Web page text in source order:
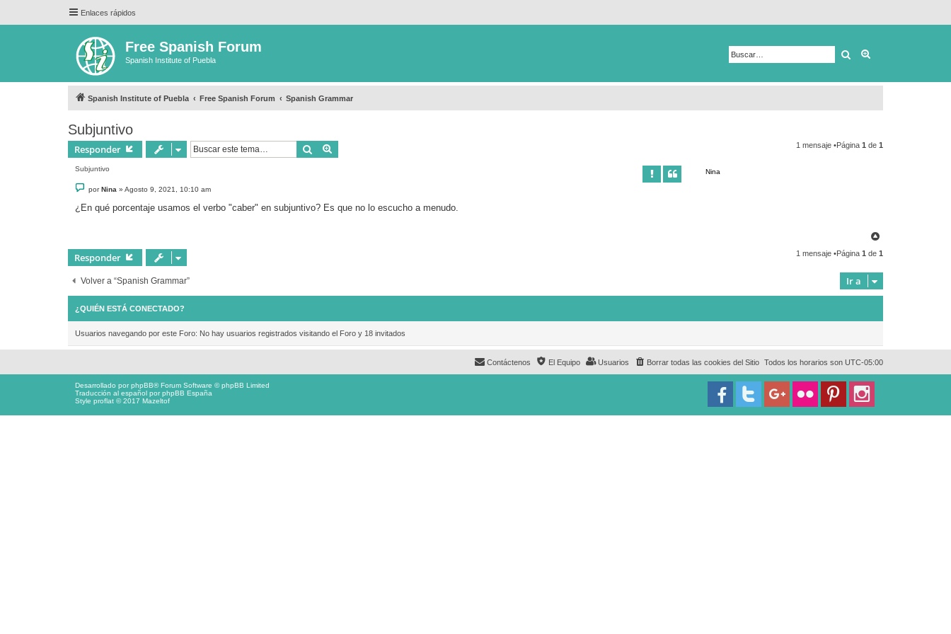
Enlaces rápidos
Free Spanish Forum
Spanish Institute of Puebla Buscar
Spanish Institute of Puebla Free Spanish Forum Spanish Grammar
Subjuntivo
Responder Buscar 1 mensaje •Página 1 de 1
Nina
Subjuntivo
e
n
s
porNina » Agosto 9, 2021, 10:10 am
¿En qué porcentaje usamos el verbo "caber" en subjuntivo? Es que no lo escucho a menudo.
r
b
Responder 1 mensaje •Página 1 de 1
Volver a “Spanish Grammar” Ir a
¿QUIÉN ESTÁ CONECTADO?
Usuarios navegando por este Foro: No hay usuarios registrados visitando el Foro y 18 invitados
Todos los horarios son UTC-05:00
Borrar todas las cookies del Sitio
Usuarios
El Equipo
Contáctenos
Desarrollado porphpBB® Forum Software © phpBB Limited
Traducción al español porphpBB España
Style proflat © 2017 Mazeltof